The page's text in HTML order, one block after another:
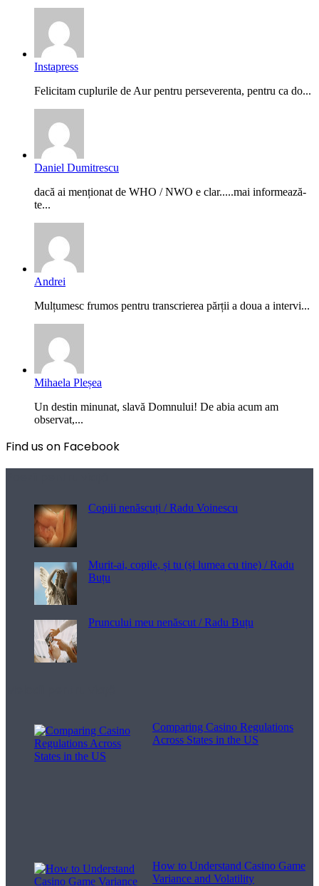
Instapress
Felicitam cuplurile de Aur pentru perseverenta, pentru ca do...
Daniel Dumitrescu
dacă ai menționat de WHO / NWO e clar.....mai informează-
te...
Andrei
Mulțumesc frumos pentru transcrierea părții a doua a intervi...
Mihaela Pleșea
Un destin minunat, slavă Domnului! De abia acum am
observat,...
Find us on Facebook
Copiii nenăscuți / Radu Voinescu
Murit-ai, copile, și tu (și lumea cu tine) / Radu
Buțu
Pruncului meu nenăscut / Radu Buțu
Comparing Casino Regulations
Across States in the US
How to Understand Casino Game
Variance and Volatility